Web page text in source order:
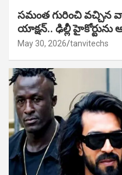
సమంత గురించి వచ్చిన
యాక్షన్.. ఢిల్లీ
May 30, 2026 tanvitechs